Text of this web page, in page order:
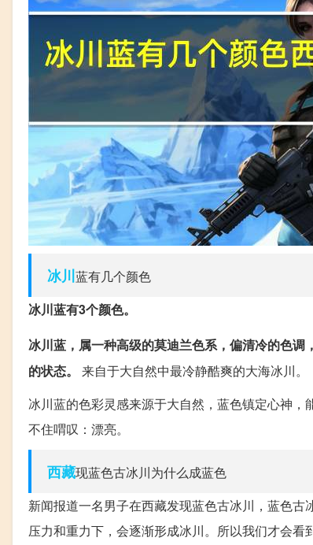
冰川蓝有几个颜色
冰川蓝有3个颜色。
冰川蓝，属一种高级的莫迪兰色系，偏清冷的色调
的状态。
来自于大自然中最冷静酷爽的大海冰川。
冰川蓝的色彩灵感来源于大自然，蓝色镇定心神
不住喟叹：漂亮。
西藏现蓝色古冰川为什么成蓝色
新闻报道一名男子在西藏发现蓝色古冰川，蓝色
压力和重力下，会逐渐形成冰川。所以我们才会看